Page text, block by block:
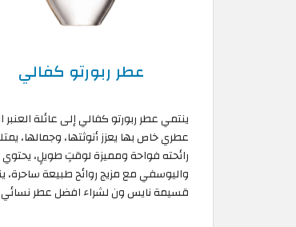
عطر ربورتو كفالي
ينتمي عطر ربورتو كفالي إلى عائلة
عطري خاص بها يعزز أنوثتها، وجمالها،
رائحته فواحة ومميزة لوقتٍ طويلٍ، يحتوي
واليوسفي مع مزيج روائح طبيعة
قسيمة نايس ون لشراء افضل عطر